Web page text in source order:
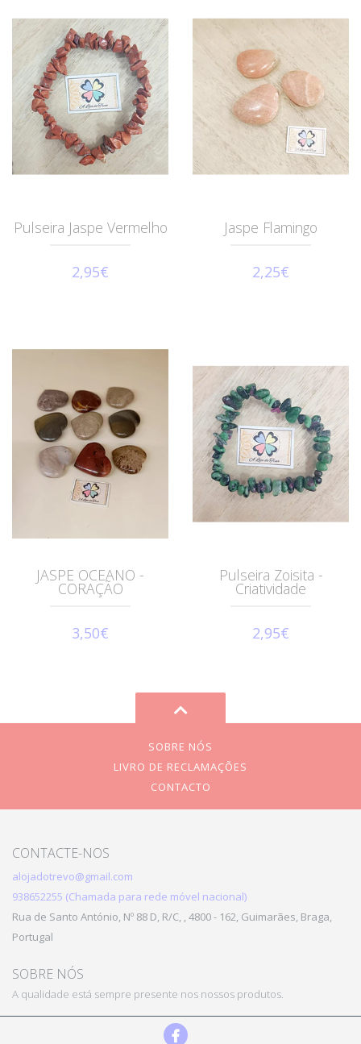
Pulseira Jaspe Vermelho
2,95€
Jaspe Flamingo
2,25€
JASPE OCEANO -
CORAÇÃO
3,50€
Pulseira Zoisita -
Criatividade
2,95€
SOBRE NÓS
LIVRO DE RECLAMAÇÕES
CONTACTO
CONTACTE-NOS
alojadotrevo@gmail.com
938652255 (Chamada para rede móvel nacional)
Rua de Santo António, Nº 88 D, R/C, , 4800 - 162, Guimarães, Braga,
Portugal
SOBRE NÓS
A qualidade está sempre presente nos nossos produtos.